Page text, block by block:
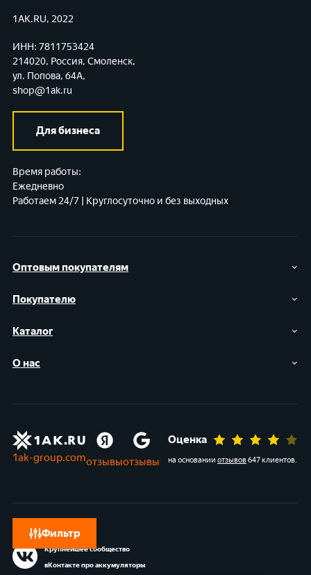
Фильтр
Оптовым покупателям
Покупателю
Каталог
О нас
1AK.RU, 2022
ИНН: 7811753424
214020, Россия, Смоленск,
ул. Попова, 64А,
shop@1ak.ru
Для бизнеса
Время работы:
Ежедневно
Работаем 24/7 | Круглосуточно и без выходных
1ak-group.comотзывыотзывы
Оценка
на основании отзывов647 клиентов.
Крупнейшее сообщество
вКонтакте про аккумуляторы